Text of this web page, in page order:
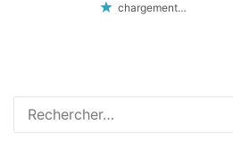
chargement…